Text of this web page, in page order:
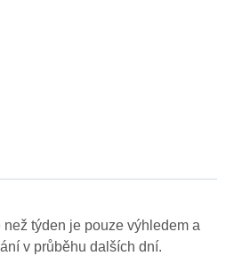
týden je pouze výhledem a
v průběhu dalších dní.